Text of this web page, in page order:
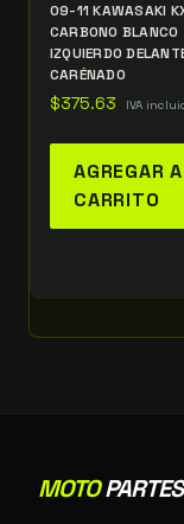
09-11 KAWASAKI
CARBONO BLANCO
IZQUIERDO
CARÉNADO
$375.63 IVA
AGREGAR
CARRITO
MOTOPARTES